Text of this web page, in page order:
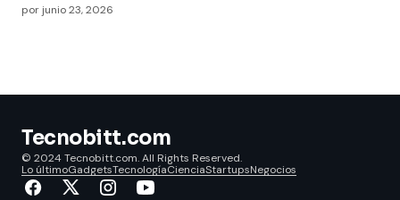
por junio 23, 2026
Tecnobitt.com
© 2024 Tecnobitt.com. All Rights Reserved.
Lo últimoGadgetsTecnologíaCienciaStartupsNegocios